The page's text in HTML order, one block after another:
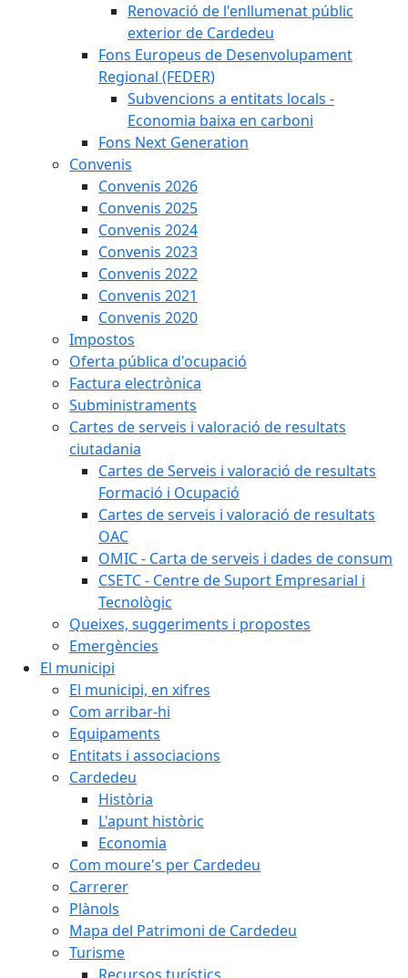
Renovació de l'enllumenat públic
exterior de Cardedeu
Fons Europeus de Desenvolupament
Regional (FEDER)
Subvencions a entitats locals -
Economia baixa en carboni
Fons Next Generation
Convenis
Convenis 2026
Convenis 2025
Convenis 2024
Convenis 2023
Convenis 2022
Convenis 2021
Convenis 2020
Impostos
Oferta pública d'ocupació
Factura electrònica
Subministraments
Cartes de serveis i valoració de resultats
ciutadania
Cartes de Serveis i valoració de resultats
Formació i Ocupació
Cartes de serveis i valoració de resultats
OAC
OMIC - Carta de serveis i dades de consum
CSETC - Centre de Suport Empresarial i
Tecnològic
Queixes, suggeriments i propostes
Emergències
El municipi
El municipi, en xifres
Com arribar-hi
Equipaments
Entitats i associacions
Cardedeu
Història
L'apunt històric
Economia
Com moure's per Cardedeu
Carrerer
Plànols
Mapa del Patrimoni de Cardedeu
Turisme